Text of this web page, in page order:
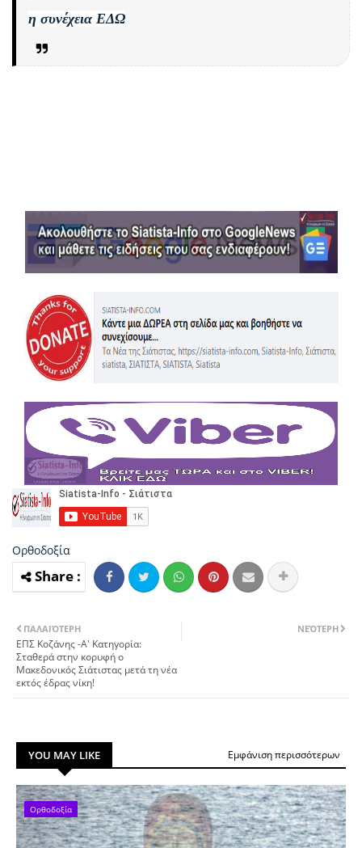
η συνέχεια ΕΔΩ
Ορθοδοξία
ΝΕΌΤΕΡΗ
ΠΑΛΑΙΌΤΕΡΗ
ΕΠΣ Κοζάνης -Α' Κατηγορία:
Σταθερά στην κορυφή ο
Μακεδονικός Σιάτιστας μετά τη νέα
εκτός έδρας νίκη!
YOU MAY LIKE Εμφάνιση περισσότερων
Ορθοδοξία